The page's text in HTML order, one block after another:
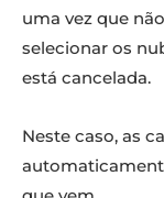
uma vez que
selecionar os
está cancelada.
Neste caso, as